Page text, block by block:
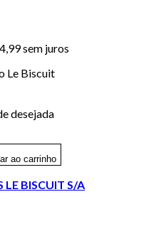
sem juros
Le Biscuit
desejada
ao carrinho
LE BISCUIT S/A